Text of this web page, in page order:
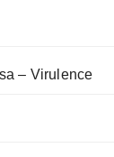
– Virulence